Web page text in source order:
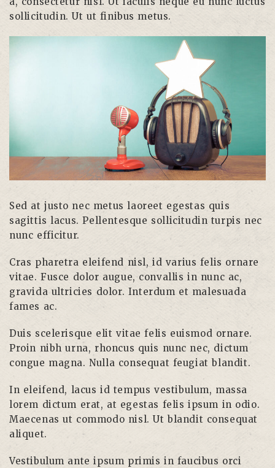
sollicitudin. Ut ut finibus metus.
Sed at justo nec metus laoreet egestas quis
sagittis lacus. Pellentesque sollicitudin turpis nec
nunc efficitur.
Cras pharetra eleifend nisl, id varius felis ornare
vitae. Fusce dolor augue, convallis in nunc ac,
gravida ultricies dolor. Interdum et malesuada
fames ac.
Duis scelerisque elit vitae felis euismod ornare.
Proin nibh urna, rhoncus quis nunc nec, dictum
congue magna. Nulla consequat feugiat blandit.
In eleifend, lacus id tempus vestibulum, massa
lorem dictum erat, at egestas felis ipsum in odio.
Maecenas ut commodo nisl. Ut blandit consequat
aliquet.
Vestibulum ante ipsum primis in faucibus orci